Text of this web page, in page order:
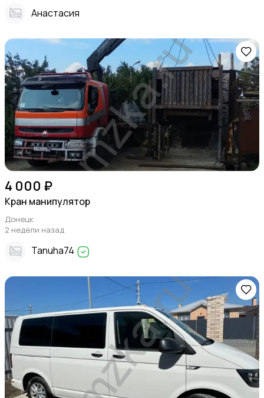
Анастасия
4 000 ₽
Кран манипулятор
Донецк
2 недели назад
Tanuha74